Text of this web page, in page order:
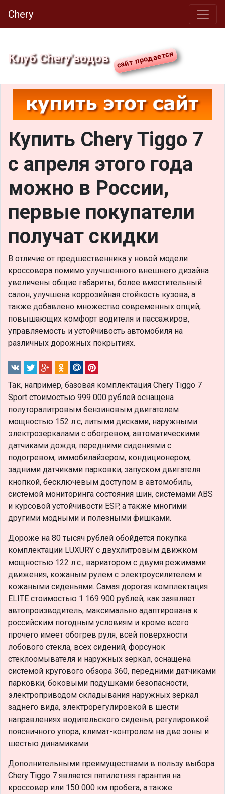
Chery
Клуб Chery'водов
Купить Chery Tiggo 7
с апреля этого года
можно в России,
первые покупатели
получат скидки
В отличие от предшественника у новой модели
кроссовера помимо улучшенного внешнего дизайна
увеличены общие габариты, более вместительный
салон, улучшена коррозийная стойкость кузова, а
также добавлено множество современных опций,
повышающих комфорт водителя и пассажиров,
управляемость и устойчивость автомобиля на
различных дорожных покрытиях.
Так, например, базовая комплектация Chery Tiggo 7
Sport стоимостью 999 000 рублей оснащена
полуторалитровым бензиновым двигателем
мощностью 152 л.с, литыми дисками, наружными
электрозеркалами с обогревом, автоматическими
датчиками дождя, передними сидениями с
подогревом, иммобилайзером, кондиционером,
задними датчиками парковки, запуском двигателя
кнопкой, бесключевым доступом в автомобиль,
системой мониторинга cостояния шин, системами ABS
и курсовой устойчивости ESP, а также многими
другими модными и полезными фишками.
Дороже на 80 тысяч рублей обойдется покупка
комплектации LUXURY с двухлитровым движком
мощностью 122 л.с., вариатором с двумя режимами
движения, кожаным рулем с электроусилителем и
кожаными сиденьями. Самая дорогая комплектация
ELITE стоимостью 1 169 900 рублей, как заявляет
автопроизводитель, максимально адаптирована к
российским погодным условиям и кроме всего
прочего имеет обогрев руля, всей поверхности
лобового стекла, всех сидений, форсунок
стеклоомывателя и наружных зеркал, оснащена
системой кругового обзора 360, передними датчиками
парковки, боковыми подушками безопасности,
электроприводом складывания наружных зеркал
заднего вида, электрорегулировкой в шести
направлениях водительского сиденья, регулировкой
поясничного упора, климат-контролем на две зоны и
шестью динамиками.
Дополнительными преимуществами в пользу выбора
Chery Tiggo 7 является пятилетняя гарантия на
кроссовер или 150 000 км пробега, а также